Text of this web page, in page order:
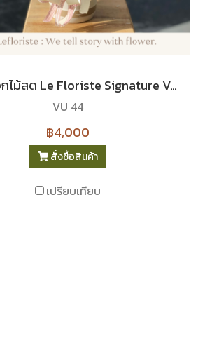
แจกันดอกไม้สด Le Floriste Signature Vases No. 45 (พรีเมียม) I Comming every May
VU 44
฿4,000
สั่งซื้อสินค้า
เปรียบเทียบ